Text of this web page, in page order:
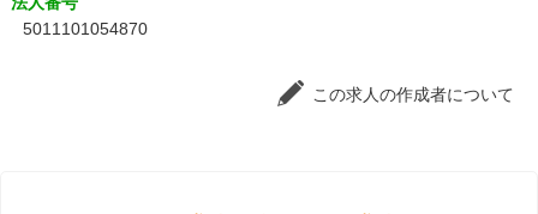
5011101054870
この求人の作成者について